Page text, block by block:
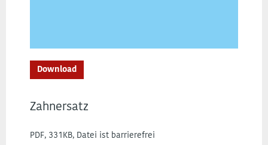
Download
Zahnersatz
PDF, 331KB, Datei ist barrierefrei